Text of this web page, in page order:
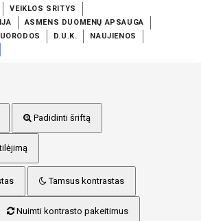
VEIKLOS SRITYS
ASMENS DUOMENŲ APSAUGA
D.U.K.
NAUJIENOS
Padidinti šriftą
Tamsus kontrastas
Nuimti kontrasto pakeitimus